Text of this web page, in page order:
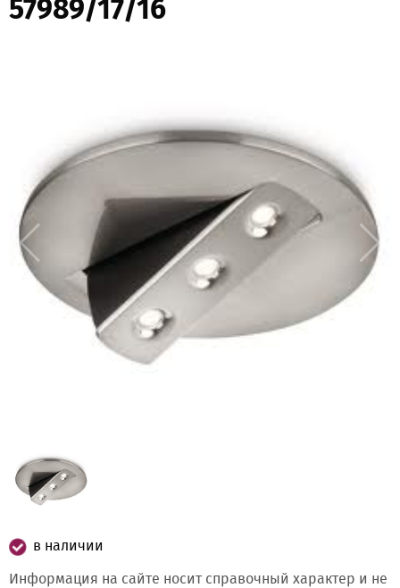
57989/17/16
в наличии
Информация на сайте носит справочный характер и не